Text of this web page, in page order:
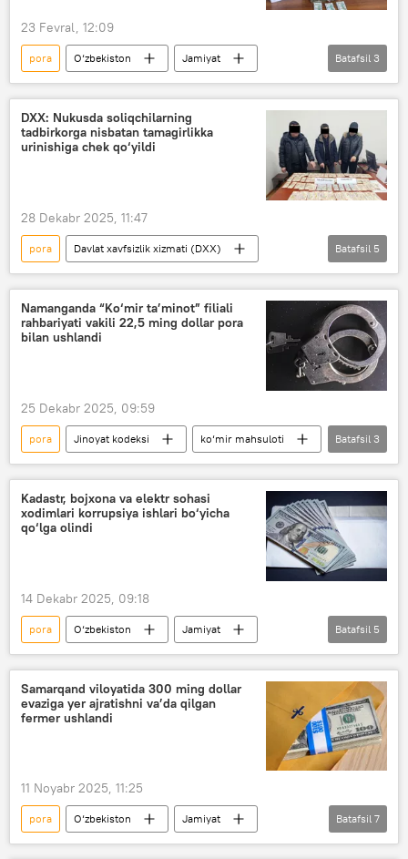
23 Fevral, 12:09
pora O‘zbekiston
Jamiyat
firibgarlik
Yunusobod Toshkent
Batafsil 3
DXX: Nukusda soliqchilarning
tadbirkorga nisbatan tamagirlikka
urinishiga chek qo‘yildi
28 Dekabr 2025, 11:47
pora
Davlat xavfsizlik xizmati (DXX)
O‘zbekiston
Jamiyat
Jinoyat kodeksi
Soliq firibgarlik
Batafsil 5
Namanganda “Ko‘mir ta’minot” filiali
rahbariyati vakili 22,5 ming dollar pora
bilan ushlandi
25 Dekabr 2025, 09:59
pora Jinoyat kodeksi
ko‘mir mahsuloti
O‘zbekiston
Jamiyat
Namangan viloyati
Batafsil 3
Kadastr, bojxona va elektr sohasi
xodimlari korrupsiya ishlari bo‘yicha
qo‘lga olindi
14 Dekabr 2025, 09:18
pora O‘zbekiston
Jamiyat
Jinoyat kodeksi
jinoyatchilik
Davlat xavfsizlik xizmati (DXX)
IIV
Batafsil 5
Samarqand viloyatida 300 ming dollar
evaziga yer ajratishni va’da qilgan
fermer ushlandi
11 Noyabr 2025, 11:25
pora O‘zbekiston
Jamiyat
Jinoyat kodeksi
jinoyat
fermerlar
Batafsil 7